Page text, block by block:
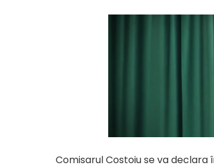
Comisarul Costoiu se va declara